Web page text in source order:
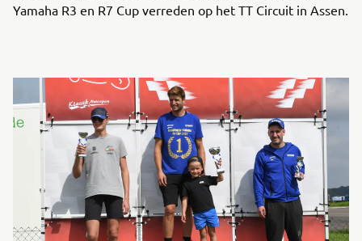
Yamaha R3 en R7 Cup verreden op het TT Circuit in Assen.